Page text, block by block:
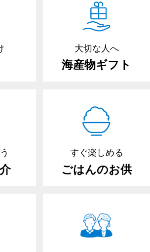
大切な人へ
海産物ギフト
すぐ楽しめる
ごはんのお供